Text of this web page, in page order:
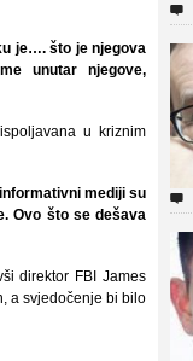
je…. što je njegova
unutar njegove,
u kriznim
mediji su
Ovo što se dešava
direktor FBI James
a svjedočenje bi bilo

